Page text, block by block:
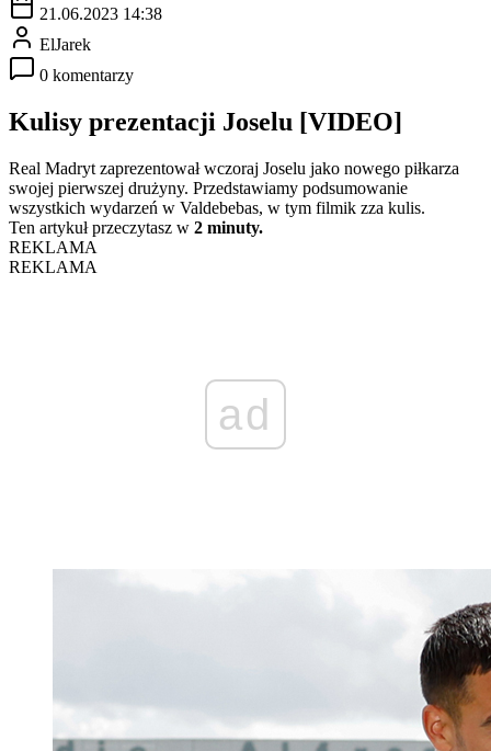
21.06.2023 14:38
ElJarek
0 komentarzy
Kulisy prezentacji Joselu [VIDEO]
Real Madryt zaprezentował wczoraj Joselu jako nowego piłkarza
swojej pierwszej drużyny. Przedstawiamy podsumowanie
wszystkich wydarzeń w Valdebebas, w tym filmik zza kulis.
Ten artykuł przeczytasz w 2 minuty.
REKLAMA
REKLAMA
ad